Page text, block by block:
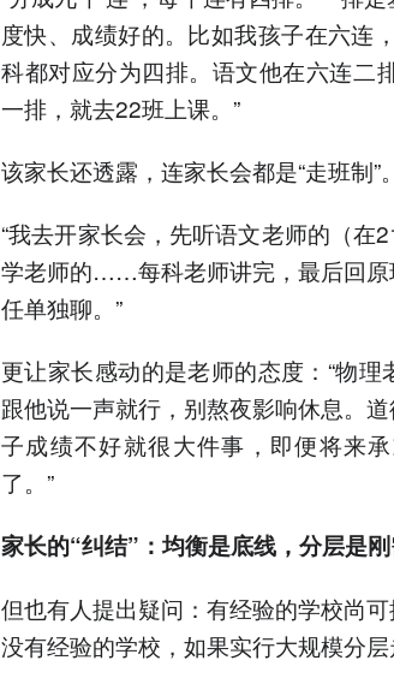
度快、成绩好的。比如我孩子在六连
科都对应分为四排。语文他在六连二
一排，就去22班上课。”
该家长还透露，连家长会都是“走班制”。
“我去开家长会，先听语文老师的（
学老师的……每科老师讲完，最后回原
任单独聊。”
更让家长感动的是老师的态度：“物理
跟他说一声就行，别熬夜影响休息。
子成绩不好就很大件事，即便将来
了。”
家长的“纠结”：均衡是底线，分层是刚
但也有人提出疑问：有经验的学校尚
没有经验的学校，如果实行大规模分